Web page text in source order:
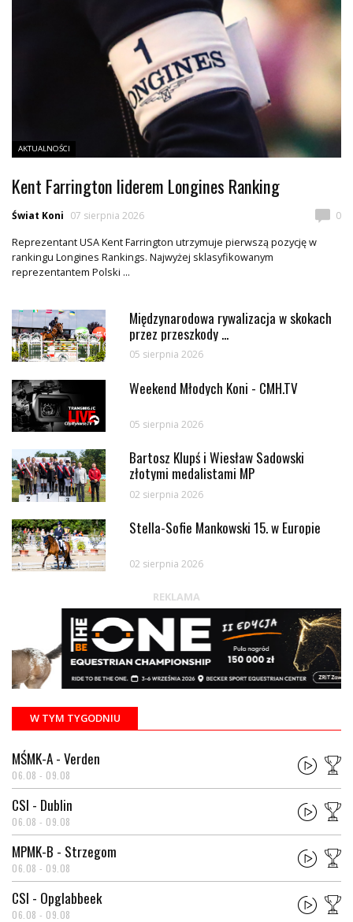
AKTUALNOŚCI
Kent Farrington liderem Longines Ranking
Świat Koni 07 sierpnia 2026 0
Reprezentant USA Kent Farrington utrzymuje pierwszą pozycję w
rankingu Longines Rankings. Najwyżej sklasyfikowanym
reprezentantem Polski ...
Międzynarodowa rywalizacja w skokach
przez przeszkody ...
05 sierpnia 2026
Weekend Młodych Koni - CMH.TV
05 sierpnia 2026
Bartosz Klupś i Wiesław Sadowski
złotymi medalistami MP
02 sierpnia 2026
Stella-Sofie Mankowski 15. w Europie
02 sierpnia 2026
REKLAMA
W TYM TYGODNIU
MŚMK-A - Verden
06.08 - 09.08
CSI - Dublin
06.08 - 09.08
MPMK-B - Strzegom
06.08 - 09.08
CSI - Opglabbeek
06.08 - 09.08